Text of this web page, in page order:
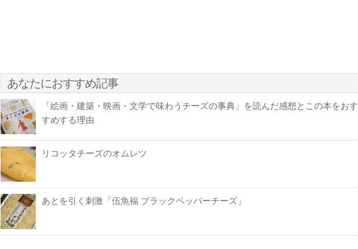
あなたにおすすめ記事
「絵画・建築・映画・文学で味わうチーズの事典」を読んだ感想とこの本をおす
すめする理由
リコッタチーズのオムレツ
あとを引く刺激「伍魚福 ブラックペッパーチーズ」